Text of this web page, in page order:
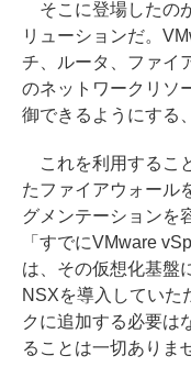
そこに登場したの
リューションだ。
チ、ルータ、ファイ
のネットワークリソ
御できるようにする
これを利用するこ
たファイアウォール
グメンテーションを
「すでにVMware
は、その仮想化基盤
NSXを導入していた
クに追加する必要は
ることは一切ありま